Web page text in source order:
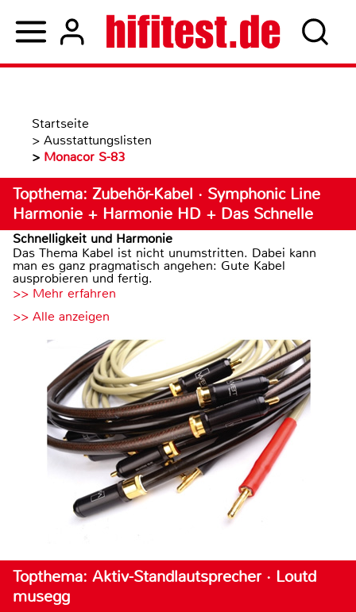
Startseite
> Ausstattungslisten
> Monacor S-83
Topthema: Zubehör-Kabel · Symphonic Line
Harmonie + Harmonie HD + Das Schnelle
Schnelligkeit und Harmonie
Das Thema Kabel ist nicht unumstritten. Dabei kann
man es ganz pragmatisch angehen: Gute Kabel
ausprobieren und fertig.
>> Mehr erfahren
>> Alle anzeigen
Topthema: Aktiv-Standlautsprecher · Loutd
musegg